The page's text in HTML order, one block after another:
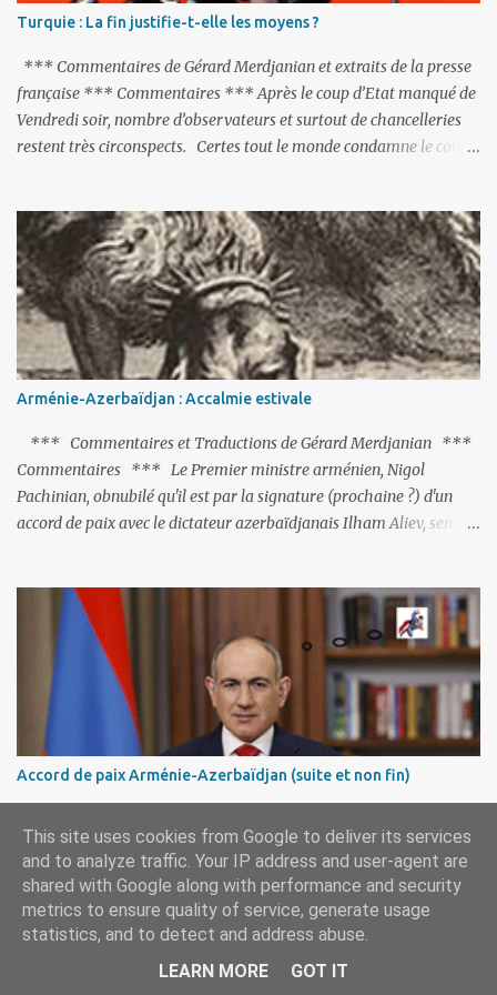
Turquie : La fin justifie-t-elle les moyens ?
*** Commentaires de Gérard Merdjanian et extraits de la presse
française *** Commentaires *** Après le coup d’Etat manqué de
Vendredi soir, nombre d’observateurs et surtout de chancelleries
restent très circonspects. Certes tout le monde condamne le coup
actions menées par le président Erdoğan, et pour certains sur la
réalisation du putsch lui-même.
Arménie-Azerbaïdjan : Accalmie estivale
*** Commentaires et Traductions de Gérard Merdjanian ***
Commentaires *** Le Premier ministre arménien, Nigol
Pachinian, obnubilé qu'il est par la signature (prochaine ?) d'un
accord de paix avec le dictateur azerbaïdjanais Ilham Aliev, serait
C'est hélas fort peu probable ; l'Histoire ou la Littérature ne sont
pas ses points forts, pas plus d'ailleurs que les négociations avec le
tandem turco-azéri. Faisant fi de tout ce qui précède la chute de
l'URSS, il est exclusivement intéressé par ce qu'il nomme «
l'Arménie réelle ». Même les trois présidents qu'ils l'ont précédés ne
trouvent pas grâce à ses yeux, les traitant de tous les noms, avant
de les traîner en justice. Et comme les politiciens ne lui suffisent
pas, il s'attaque aux dignitaires de l'Église arménienne, les...
Accord de paix Arménie-Azerbaïdjan (suite et non fin)
Commentaires *** La communauté internationale, ou presque,
a applaudi la fin des négociations par les intéressés de l’accord de
paix entre l’Arménie et l’Azerbaïdjan et, qu’il ne restait plus qu’à le
finaliser. Oui, mais… Rappelons que le projet d'accord de paix
Les deux points non résolus portaient sur la renonciation aux
This site uses cookies from Google to deliver its services
and to analyze traffic. Your IP address and user-agent are
shared with Google along with performance and security
metrics to ensure quality of service, generate usage
statistics, and to detect and address abuse.
LEARN MORE
GOT IT